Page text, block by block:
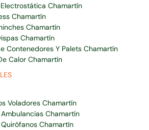
Chamartín
Chamartín
Chamartín
Chamartín
Contenedores Y Palets Chamartín
Calor Chamartín
Voladores Chamartín
Chamartín
Chamartín